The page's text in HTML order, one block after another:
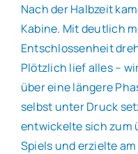
Nach der Halbzeit
Kabine. Mit deutlich
Entschlossenheit
Plötzlich lief alles –
über eine längere
selbst unter Druck
entwickelte sich zum
Spiels und erzielte